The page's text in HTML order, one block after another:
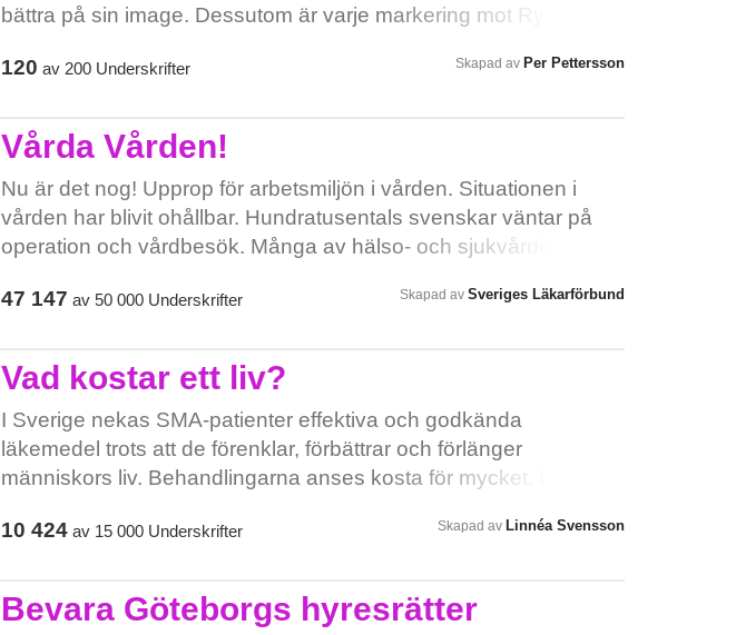
stanna i Sverige!
bättra på sin image. Dessutom är varje markering mot Ryssland
den ryska regimen behöver tvärtom många små insatser som
120 av 200Underskrifter Skapad av Per Pettersson
Vårda Vården!
Nu är det nog! Upprop för arbetsmiljön i vården. Situationen i
vården har blivit ohållbar. Hundratusentals svenskar väntar på
operation och vårdbesök. Många av hälso- och sjukvårdens
applåder – vi vill ha krafttag för en bättre arbetsmiljö innan det är
47 147 av 50 000Underskrifter Skapad av Sveriges Läkarförbund
Vad kostar ett liv?
I Sverige nekas SMA-patienter effektiva och godkända
läkemedel trots att de förenklar, förbättrar och förlänger
människors liv. Behandlingarna anses kosta för mycket. Det är
stort ansvar ligger nu på ledamöterna i Riksdagens socialutskott.
press på regeringen. De kan se till att människor som behöver
läkemedel också får läkemedel som förlänger liv.
10 424av 15 000Underskrifter Skapad av Linnéa Svensson
Bevara Göteborgs hyresrätter